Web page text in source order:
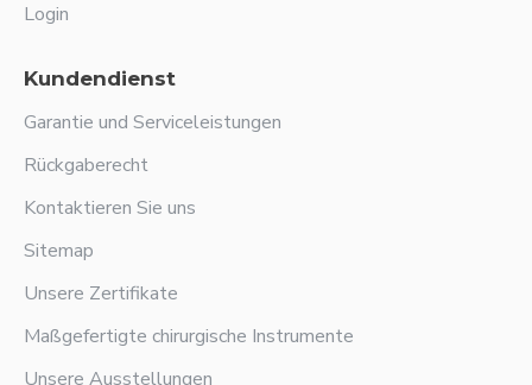
Login
Kundendienst
Garantie und Serviceleistungen
Rückgaberecht
Kontaktieren Sie uns
Sitemap
Unsere Zertifikate
Maßgefertigte chirurgische Instrumente
Unsere Ausstellungen